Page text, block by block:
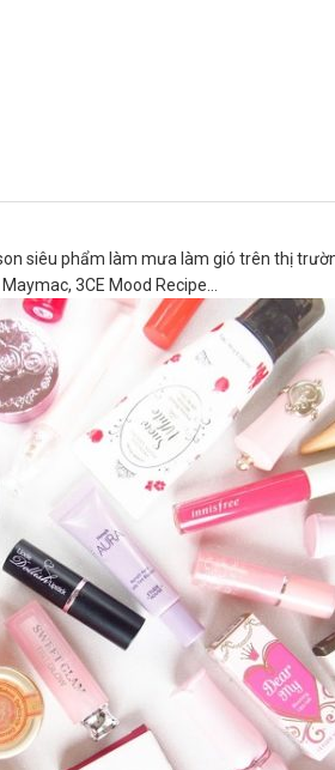
siêu phẩm làm mưa làm gió trên thị
3CE Mood Recipe…